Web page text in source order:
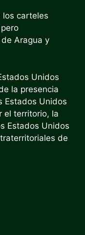
los carteles
Aragua y
Unidos
la presencia
Estados Unidos
el territorio, la
Estados Unidos
de